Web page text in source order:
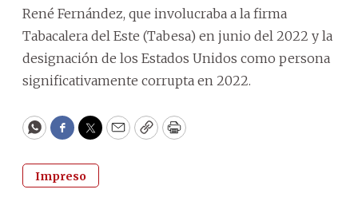
René Fernández, que involucraba a la firma
Tabacalera del Este (Tabesa) en junio del 2022 y la
designación de los Estados Unidos como persona
significativamente corrupta en 2022.
WhatsApp
Facebook
Twitter
EmailCopyPrint
Impreso